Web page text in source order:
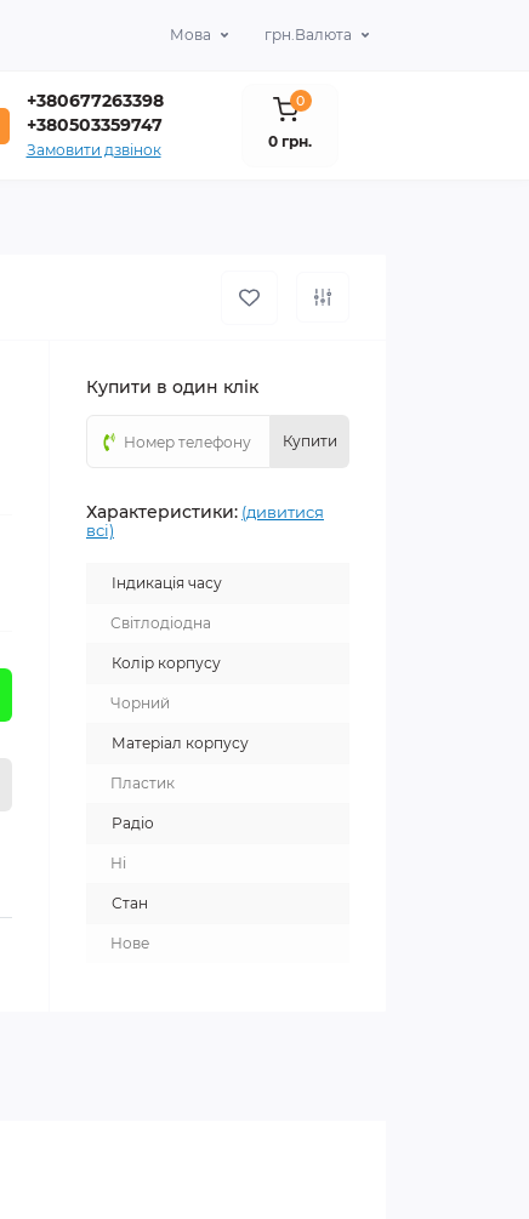
Мова грн.Валюта
+380677263398
+380503359747
Замовити дзвінок
0
0 грн.
Купити в один клік
Купити
Характеристики: (дивитися
всі)
Індикація часу
Світлодіодна
Колір корпусу
Чорний
Матеріал корпусу
Пластик
Радіо
Ні
Стан
Нове